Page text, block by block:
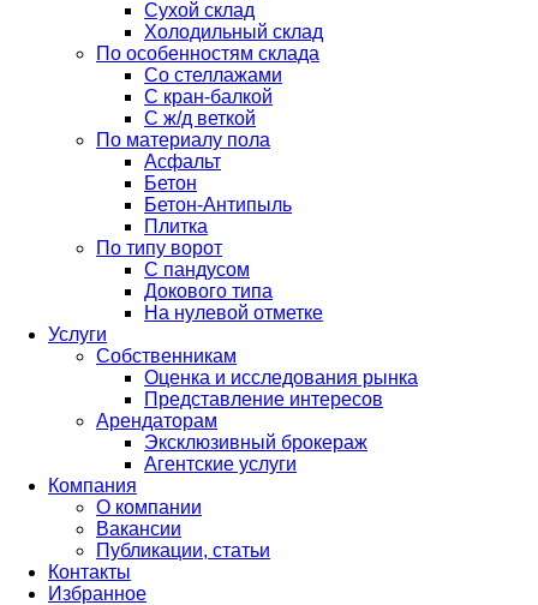
Сухой склад
Холодильный склад
По особенностям склада
Со стеллажами
С кран-балкой
С ж/д веткой
По материалу пола
Асфальт
Бетон
Бетон-Антипыль
Плитка
По типу ворот
С пандусом
Докового типа
На нулевой отметке
Услуги
Собственникам
Оценка и исследования рынка
Представление интересов
Арендаторам
Эксклюзивный брокераж
Агентские услуги
Компания
О компании
Вакансии
Публикации, статьи
Контакты
Избранное